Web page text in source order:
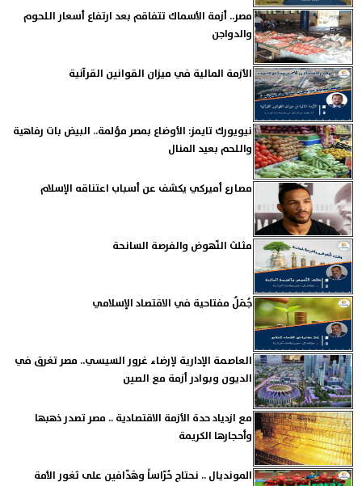
مصر.. أزمة الأسماك تتفاقم بعد ارتفاع أسعار اللحوم
والدواجن
الأزمة المالية في ميزان القوانين القرآنية
نيويورك تايمز: الأوضاع بمصر مؤلمة.. البيض بات رفاهية
واللحم بعيد المنال
مصارع أميركي يكشف عن أسباب اعتناقه الإسلام
مثلث النّهوض والفرصة السانحة
جُمَلٌ مفتاحية في الاقتصاد الإسلامي
العاصمة الإدارية لإرضاء غرور السيسي.. مصر تغرق في
الديون وبوادر أزمة مع الصين
مع ازدياد حدة الأزمة الاقتصادية .. مصر تصدر ذهبها
وأحجارها الكريمة
المونديال .. نحتاج حُرّاساً وهَدّافين على ثغور الأمة